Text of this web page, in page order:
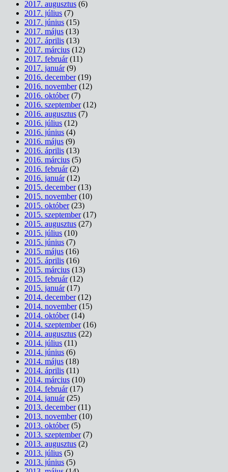
2017. augusztus (6)
2017. július (7)
2017. június (15)
2017. május (13)
2017. április (13)
2017. március (12)
2017. február(11)
2017. január(9)
2016. december(19)
2016. november(12)
2016. október(7)
2016. szeptember(12)
2016. augusztus (7)
2016. július (12)
2016. június (4)
2016. május (9)
2016. április (13)
2016. március (5)
2016. február(2)
2016. január(12)
2015. december(13)
2015. november(10)
2015. október(23)
2015. szeptember(17)
2015. augusztus (27)
2015. július (10)
2015. június (7)
2015. május (16)
2015. április (16)
2015. március (13)
2015. február(12)
2015. január(17)
2014. december(12)
2014. november(15)
2014. október(14)
2014. szeptember(16)
2014. augusztus (22)
2014. július (11)
2014. június (6)
2014. május (18)
2014. április (11)
2014. március (10)
2014. február(17)
2014. január(25)
2013. december(11)
2013. november(10)
2013. október(5)
2013. szeptember(7)
2013. augusztus (2)
2013. július (5)
2013. június (5)